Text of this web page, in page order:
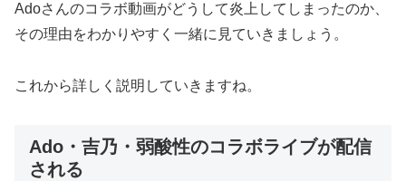
Adoさんのコラボ動画がどうして炎上してしまったのか、
その理由をわかりやすく一緒に見ていきましょう。
これから詳しく説明していきますね。
Ado・吉乃・弱酸性のコラボライブが配信
される